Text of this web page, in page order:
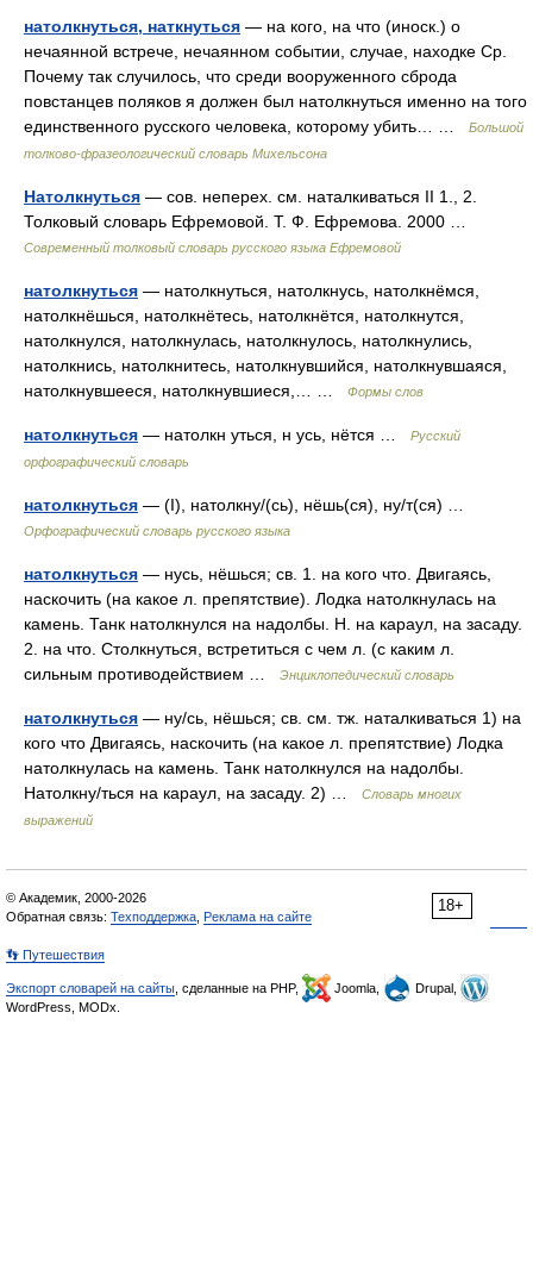
натолкнуться, наткнуться — на кого, на что (иноск.) о
нечаянной встрече, нечаянном событии, случае, находке Ср.
Почему так случилось, что среди вооруженного сброда
повстанцев поляков я должен был натолкнуться именно на того
единственного русского человека, которому убить… …
Большой
толково-фразеологический словарь Михельсона
Натолкнуться — сов. неперех. см. наталкиваться II 1., 2.
Толковый словарь Ефремовой. Т. Ф. Ефремова. 2000 …
Современный толковый словарь русского языка Ефремовой
натолкнуться — натолкнуться, натолкнусь, натолкнёмся,
натолкнёшься, натолкнётесь, натолкнётся, натолкнутся,
натолкнулся, натолкнулась, натолкнулось, натолкнулись,
натолкнись, натолкнитесь, натолкнувшийся, натолкнувшаяся,
натолкнувшееся, натолкнувшиеся,… …
Формы слов
натолкнуться — натолкн уться, н усь, нётся …
Русский
орфографический словарь
натолкнуться — (I), натолкну/(сь), нёшь(ся), ну/т(ся) …
Орфографический словарь русского языка
натолкнуться — нусь, нёшься; св. 1. на кого что. Двигаясь,
наскочить (на какое л. препятствие). Лодка натолкнулась на
камень. Танк натолкнулся на надолбы. Н. на караул, на засаду.
2. на что. Столкнуться, встретиться с чем л. (с каким л.
сильным противодействием …
Энциклопедический словарь
натолкнуться — ну/сь, нёшься; св. см. тж. наталкиваться 1) на
кого что Двигаясь, наскочить (на какое л. препятствие) Лодка
натолкнулась на камень. Танк натолкнулся на надолбы.
Натолкну/ться на караул, на засаду. 2) …
Словарь многих
выражений
18+
© Академик, 2000-2026
Обратная связь: Техподдержка Реклама на сайте
👣 Путешествия
Экспорт словарей на сайты , сделанные на PHP, Joomla,
Drupal,
WordPress, MODx.